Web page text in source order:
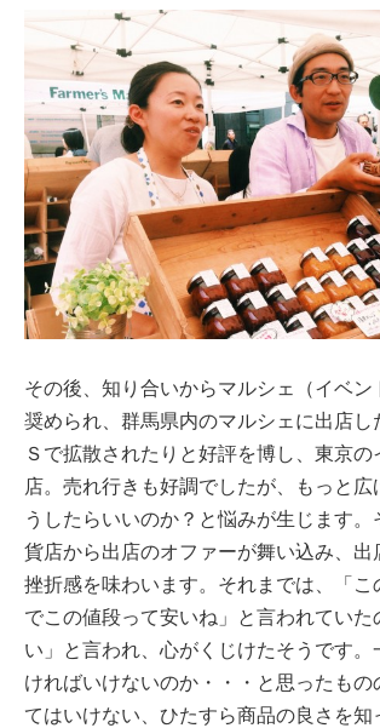
その後、知り合いからマルシェ（イベン
奨められ、群馬県内のマルシェに出店し
Ｓで拡散されたりと好評を博し、東京の
店。売れ行きも好調でしたが、もっと
うしたらいいのか？と悩みが生じます
貨店から出店のオファーが舞い込み、出
挫折感を味わいます。それまでは、「こ
でこの値段って安いね」と言われていた
い」と言われ、心がくじけたそうです。
ければいけないのか・・・と思ったもの
てはいけない、ひたすら商品の良さを知